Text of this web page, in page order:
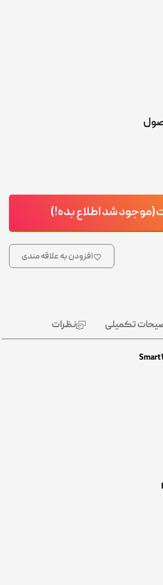
شد اطلاع بده!)
افزودن به علاقه مندی
تکمیلی نظرات
Smart